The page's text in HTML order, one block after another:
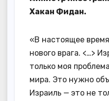
Хакан Фидан.
«В настоящее
нового врага. <…>
только моя
мира. Это нужно
Израиль — это не